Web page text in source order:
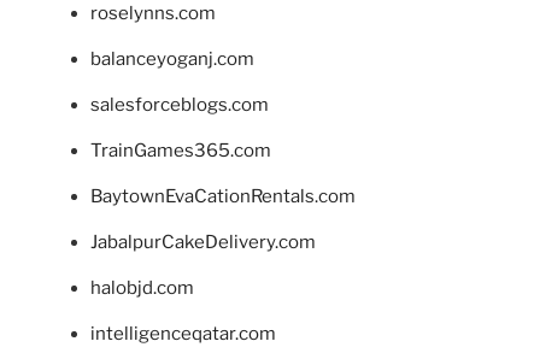
roselynns.com
balanceyoganj.com
salesforceblogs.com
TrainGames365.com
BaytownEvaCationRentals.com
JabalpurCakeDelivery.com
halobjd.com
intelligenceqatar.com